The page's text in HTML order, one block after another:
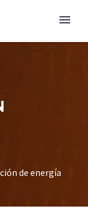
de energía